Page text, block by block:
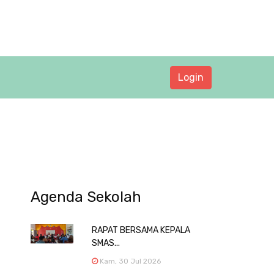
Login
Agenda Sekolah
RAPAT BERSAMA KEPALA
SMAS...
Kam, 30 Jul 2026